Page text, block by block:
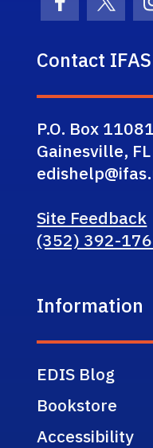
Facebook
Contact
P.O. Box
Gainesville,
Site Feedback
(352) 392-
Information
EDIS Blog
Bookstore
Accessibility